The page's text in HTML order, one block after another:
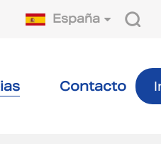
España
Contacto